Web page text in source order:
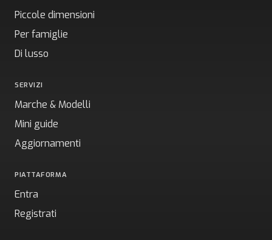
Piccole dimensioni
Per famiglie
Di lusso
SERVIZI
Marche & Modelli
Mini guide
Aggiornamenti
PIATTAFORMA
Entra
Registrati